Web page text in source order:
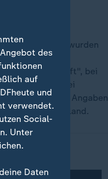
Beschäftigten wurden
leer und
oder "sehr oft", bei
die Belastung bei
ist nach Angaben
in Deutschland.
des
auf
und
verwendet.
Social-
Unter
Daten